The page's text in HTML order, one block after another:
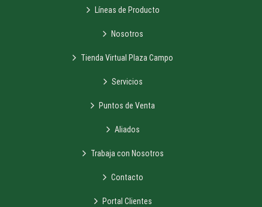
Líneas de Producto
Nosotros
Tienda Virtual Plaza Campo
Servicios
Puntos de Venta
Aliados
Trabaja con Nosotros
Contacto
Portal Clientes